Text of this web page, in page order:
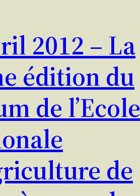
2012 – La
édition du
de l’Ecole
de